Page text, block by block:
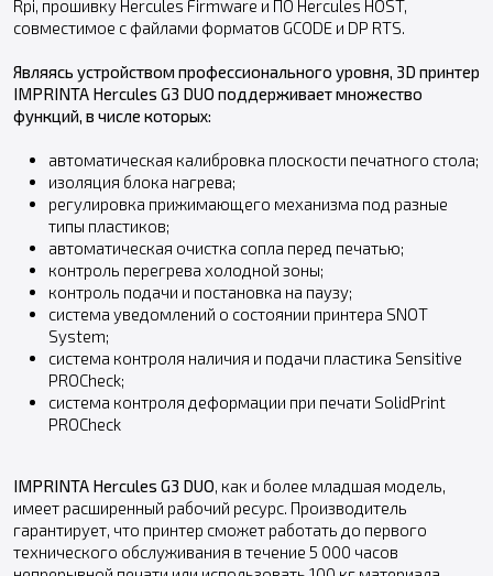
Rpi, прошивку Hercules Firmware и ПО Hercules HOST,
совместимое с файлами форматов GCODE и DP RTS.
Являясь устройством профессионального уровня, 3D принтер
IMPRINTA Hercules G3 DUO поддерживает множество
функций, в числе которых:
автоматическая калибровка плоскости печатного стола;
изоляция блока нагрева;
регулировка прижимающего механизма под разные
типы пластиков;
автоматическая очистка сопла перед печатью;
контроль перегрева холодной зоны;
контроль подачи и постановка на паузу;
система уведомлений о состоянии принтера SNOT
System;
система контроля наличия и подачи пластика Sensitive
PROCheck;
система контроля деформации при печати SolidPrint
PROCheck
IMPRINTA Hercules G3 DUO , как и более младшая модель,
имеет расширенный рабочий ресурс. Производитель
гарантирует, что принтер сможет работать до первого
технического обслуживания в течение 5 000 часов